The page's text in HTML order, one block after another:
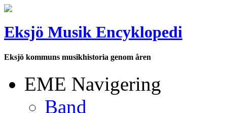
Eksjö Musik Encyklopedi
Eksjö kommuns musikhistoria genom åren
EME Navigering
Band